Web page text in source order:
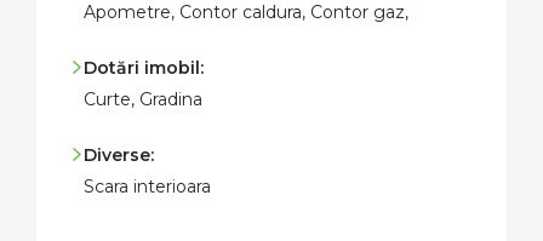
Apometre, Contor caldura, Contor gaz,
Dotări imobil:
Curte, Gradina
Diverse:
Scara interioara